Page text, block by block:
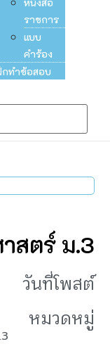
หนังสือ
ราชการ
แบบ
คำร้อง
ทำข้อสอบ
สตร์ ม.3
วันที่โพสต์
หมวดหมู่